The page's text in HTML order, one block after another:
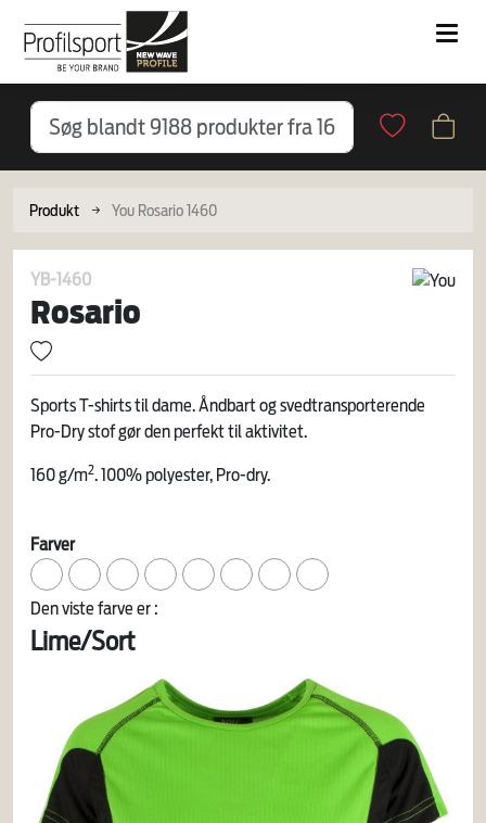
Produkt You Rosario 1460
YB-1460
Rosario
Sports T-shirts til dame. Åndbart og svedtransporterende
Pro-Dry stof gør den perfekt til aktivitet.
160 g/m2. 100% polyester, Pro-dry.
Farver
Den viste farve er :
Lime/Sort